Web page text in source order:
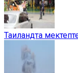
Таиландта